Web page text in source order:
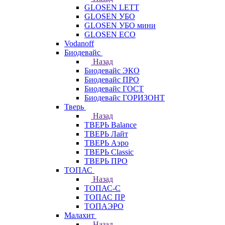
GLOSEN LETT
GLOSEN УБО
GLOSEN УБО мини
GLOSEN ECO
Vodanoff
Биодевайс
Назад
Биодевайс ЭКО
Биодевайс ПРО
Биодевайс ГОСТ
Биодевайс ГОРИЗОНТ
Тверь
Назад
ТВЕРЬ Balance
ТВЕРЬ Лайт
ТВЕРЬ Аэро
ТВЕРЬ Classic
ТВЕРЬ ПРО
ТОПАС
Назад
ТОПАС-С
ТОПАС ПР
ТОПАЭРО
Малахит